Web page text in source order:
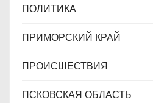
ПОЛИТИКА
ПРИМОРСКИЙ КРАЙ
ПРОИСШЕСТВИЯ
ПСКОВСКАЯ ОБЛАСТЬ